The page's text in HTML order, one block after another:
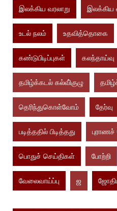
இலக்கிய வரலாறு இலக்கிய
உடல் நலம் உதவித்தொகை
கண்டுபிடிப்புகள் கலந்தாய்வு
தமிழ்க்கடல் கல்வி்குழு
தெரிந்துகொள்வோம் தேர்வு
படித்ததில் பிடித்தது
பொதுச் செய்திகள் போற்றி
வேலைவாய்ப்பு ஜ